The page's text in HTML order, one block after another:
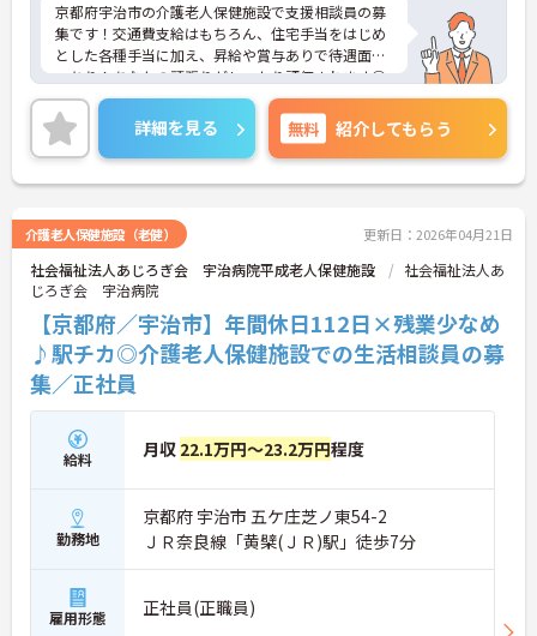
京都府宇治市の介護老人保健施設で支援相談員の募
集です！交通費支給はもちろん、住宅手当をはじめ
とした各種手当に加え、昇給や賞与ありで待遇面ば
っちり！あなたの頑張りがしっかり評価されます◎
日勤のみのお仕事で日曜固定休みなので、プライベ
ートの予定が立てやすいのも嬉しいポイント♪ご興
味のある方は面接ポイントをお伝えしますので、お
気軽にご連絡ください！
詳細を見る 無料 紹介してもらう
介護老人保健施設（老健） 更新日：2026年04月21日
社会福祉法人あじろぎ会 宇治病院平成老人保健施設
社会福祉法人あ
じろぎ会 宇治病院
【京都府／宇治市】年間休日112日×残業少なめ
♪駅チカ◎介護老人保健施設での生活相談員の募
集／正社員
給料 月収 22.1万円～23.2万円程度
勤務地
京都府 宇治市 五ケ庄芝ノ東54-2
ＪＲ奈良線「黄檗(ＪＲ)駅」徒歩7分
雇用形態 正社員(正職員)